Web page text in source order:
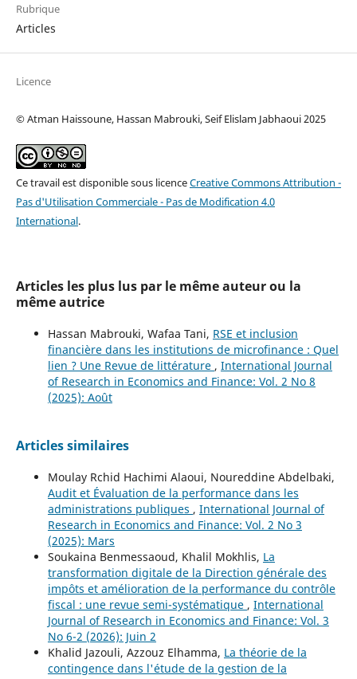
Rubrique
Articles
Licence
© Atman Haissoune, Hassan Mabrouki, Seif Elislam Jabhaoui 2025
Ce travail est disponible sous licenceCreative Commons Attribution -
Pas d'Utilisation Commerciale - Pas de Modification 4.0
International.
Articles les plus lus par le même auteur ou la
même autrice
Hassan Mabrouki, Wafaa Tani, RSE et inclusion
financière dans les institutions de microfinance : Quel
lien ? Une Revue de littérature , International Journal
of Research in Economics and Finance: Vol. 2 No 8
(2025): Août
Articles similaires
Moulay Rchid Hachimi Alaoui, Noureddine Abdelbaki,
Audit et Évaluation de la performance dans les
administrations publiques , International Journal of
Research in Economics and Finance: Vol. 2 No 3
(2025): Mars
Soukaina Benmessaoud, Khalil Mokhlis, La
transformation digitale de la Direction générale des
impôts et amélioration de la performance du contrôle
fiscal : une revue semi-systématique , International
Journal of Research in Economics and Finance: Vol. 3
No 6-2 (2026): Juin 2
Khalid Jazouli, Azzouz Elhamma, La théorie de la
contingence dans l'étude de la gestion de la